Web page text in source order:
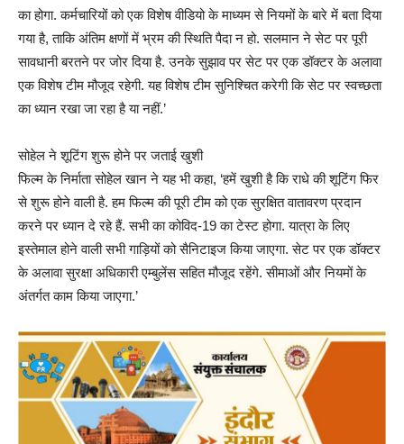
का होगा. कर्मचारियों को एक विशेष वीडियो के माध्यम से नियमों के बारे में बता दिया
गया है, ताकि अंतिम क्षणों में भ्रम की स्थिति पैदा न हो. सलमान ने सेट पर पूरी
सावधानी बरतने पर जोर दिया है. उनके सुझाव पर सेट पर एक डॉक्टर के अलावा
एक विशेष टीम मौजूद रहेगी. यह विशेष टीम सुनिश्चित करेगी कि सेट पर स्वच्छता
का ध्यान रखा जा रहा है या नहीं.’
सोहेल ने शूटिंग शुरू होने पर जताई खुशी
फिल्म के निर्माता सोहेल खान ने यह भी कहा, ‘हमें खुशी है कि राधे की शूटिंग फिर
से शुरू होने वाली है. हम फिल्म की पूरी टीम को एक सुरक्षित वातावरण प्रदान
करने पर ध्यान दे रहे हैं. सभी का कोविद-19 का टेस्ट होगा. यात्रा के लिए
इस्तेमाल होने वाली सभी गाड़ियों को सैनिटाइज किया जाएगा. सेट पर एक डॉक्टर
के अलावा सुरक्षा अधिकारी एम्बुलेंस सहित मौजूद रहेंगे. सीमाओं और नियमों के
अंतर्गत काम किया जाएगा.’